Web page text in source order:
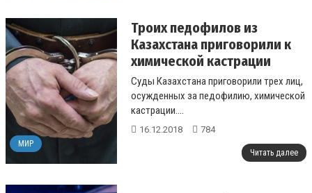
МИР
Троих педофилов из
Казахстана приговорили к
химической кастрации
Суды Казахстана приговорили трех лиц,
осужденных за педофилию, химической
кастрации....
16.12.2018 784
Читать далее